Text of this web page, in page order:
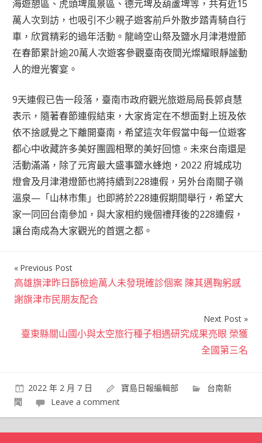
海遊憩區、虎頭埤風景區、德元埤及葫蘆埤等，共有近15
萬人次到訪，也吸引不少親子遊客前戶外散步踏青騎自行
車，欣賞精彩的過年活動。龍崎空山祭及鹽水月津港燈節
在春節累計逾20萬人次遊客參觀臺南夜間光燦耀眼靜謐動
人的燈光饗宴。
9天連假已告一段落，臺南市政府觀光旅遊局局長郭貞慧
表示，隨著春節連假結束，大家肯定在不想面對上班及依
依不捨感覺之下離開臺南，希望這次年假當中每一位遊客
都心中收藏許多美好團圓相聚的美好回憶。未來台南還是
活動滿滿，除了元宵最大盛事鹽水蜂炮，2022 府城成功
燈會及月津港燈節也將持續到228連假，另外台南關子嶺
溫泉—「山林市集」也即將於228連假期間舉行，希望大
家一同回台南參加，與大家相約幾個禮拜後的228連假，
讓台南成為大家觀光的首選之都。
文
章
覽
Previous Post
高雄旗津昨日篩檢逾萬人未發現確診個案 陳其邁鞠躬感
謝旗津市民朋友配合
Next Post
臺東縣關山國小與太空旅行種子相遇研究成果亮眼 榮獲
全國第三名
2022 年 2 月 7 日 寶島日報編輯部
台南新
聞
Leave a comment